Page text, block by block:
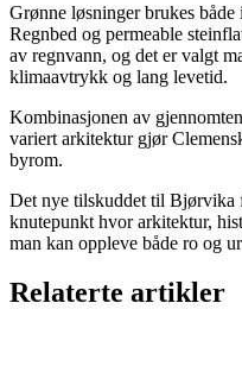
Grønne løsninger brukes både
Regnbed og permeable
av regnvann, og det er valgt
klimaavtrykk og lang levetid.
Kombinasjonen av
variert arkitektur gjør
byrom.
Det nye tilskuddet til Bjørvika
knutepunkt hvor arkitektur,
man kan oppleve både ro og
Relaterte artikler